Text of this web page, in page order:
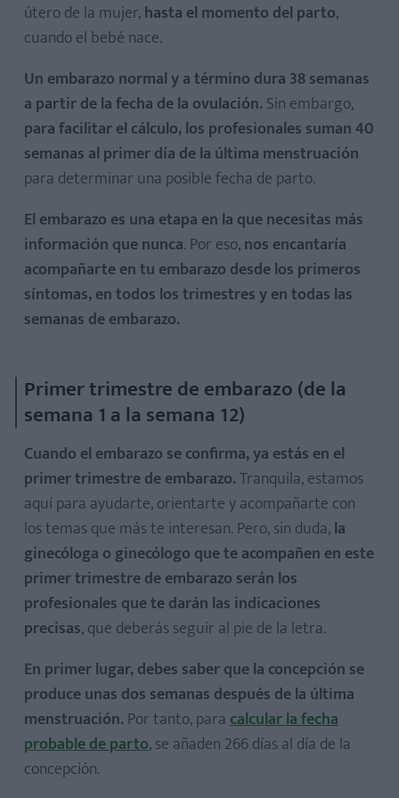
Desarrollo del feto en el primer trimestre de embarazo
Cambios en la mujer en el primer trimestre de embarazo
Desarrollo del feto en el segundo trimestre de embarazo
Cambios en la mujer en el segundo trimestre de
embarazo
Análisis de sangre y orina
Ecografías del embarazo
Primera ecografía o ecografía de la semana 12
Ecografía del segundo trimestre
Ecografía del tercer trimestre
Triple screening, cribado prenatal, amniocentesis
Test de O'Sullivan y curva de glucosa
Test del estreptococo
Monitorización del feto
Control periódico del aumento de peso y la alimentación
útero de la mujer,hasta el momento del parto,
cuando el bebé nace.
Un embarazo normal y a término dura 38 semanas
a partir de la fecha de la ovulación. Sin embargo,
para facilitar el cálculo, los profesionales suman 40
semanas al primer día de la última menstruación
para determinar una posible fecha de parto.
El embarazo es una etapa en la que necesitas más
información que nunca. Por eso,nos encantaría
acompañarte en tu embarazo desde los primeros
síntomas, en todos los trimestres y en todas las
semanas de embarazo.
Primer trimestre de embarazo (de la
semana 1 a la semana 12)
Cuando el embarazo se confirma, ya estás en el
primer trimestre de embarazo.Tranquila, estamos
aquí para ayudarte, orientarte y acompañarte con
los temas que más te interesan. Pero, sin duda,la
ginecóloga o ginecólogo que te acompañen en este
primer trimestre de embarazo serán los
profesionales que te darán las indicaciones
precisas, que deberás seguir al pie de la letra.
En primer lugar, debes saber que la concepción se
produce unas dos semanas después de la última
menstruación. Por tanto, para calcular la fecha
probable de parto, se añaden 266 días al día de la
concepción.